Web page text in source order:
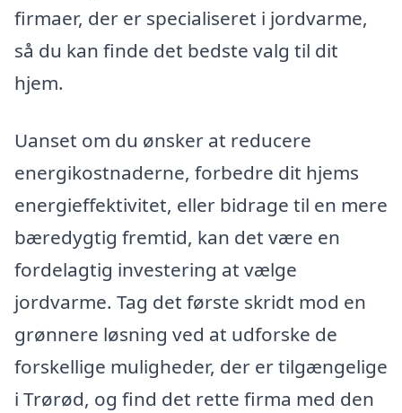
firmaer, der er specialiseret i jordvarme,
så du kan finde det bedste valg til dit
hjem.
Uanset om du ønsker at reducere
energikostnaderne, forbedre dit hjems
energieffektivitet, eller bidrage til en mere
bæredygtig fremtid, kan det være en
fordelagtig investering at vælge
jordvarme. Tag det første skridt mod en
grønnere løsning ved at udforske de
forskellige muligheder, der er tilgængelige
i Trørød, og find det rette firma med den